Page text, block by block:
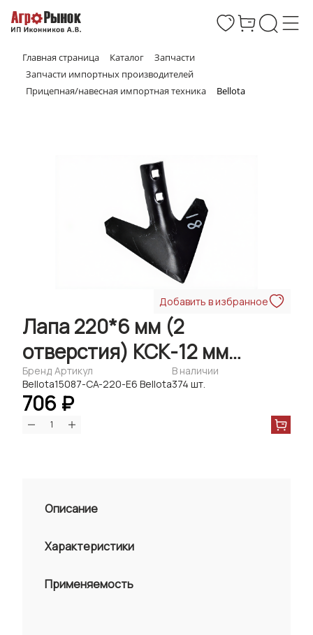
Главная страница Каталог
Запчасти
Запчасти импортных производителей
Прицепная/навесная импортная техника
Bellota
Добавить в избранное
Лапа 220*6 мм (2
отверстия) КСК-12 мм
Bellota
Бренд
Bellota
Артикул
15087-CA-220-E6 Bellota
В наличии
374 шт.
706 ₽
Описание
Характеристики
Применяемость